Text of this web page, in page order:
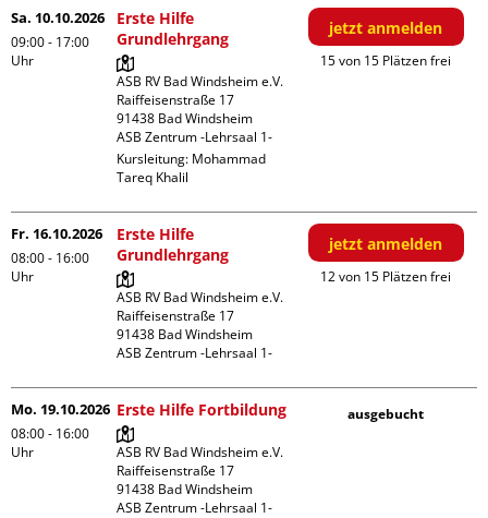
Sa. 10.10.2026
09:00 - 17:00
Uhr
Erste Hilfe
Grundlehrgang
ASB RV Bad Windsheim e.V.
Raiffeisenstraße 17
91438 Bad Windsheim
ASB Zentrum -Lehrsaal 1-
Kursleitung: Mohammad
Tareq Khalil
jetzt anmelden
15 von 15 Plätzen frei
Fr. 16.10.2026
08:00 - 16:00
Uhr
Erste Hilfe
Grundlehrgang
ASB RV Bad Windsheim e.V.
Raiffeisenstraße 17
91438 Bad Windsheim
ASB Zentrum -Lehrsaal 1-
jetzt anmelden
12 von 15 Plätzen frei
Mo. 19.10.2026
08:00 - 16:00
Uhr
Erste Hilfe Fortbildung
ASB RV Bad Windsheim e.V.
Raiffeisenstraße 17
91438 Bad Windsheim
ASB Zentrum -Lehrsaal 1-
ausgebucht